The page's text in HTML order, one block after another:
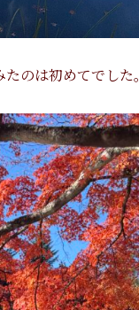
のは初めてでした。